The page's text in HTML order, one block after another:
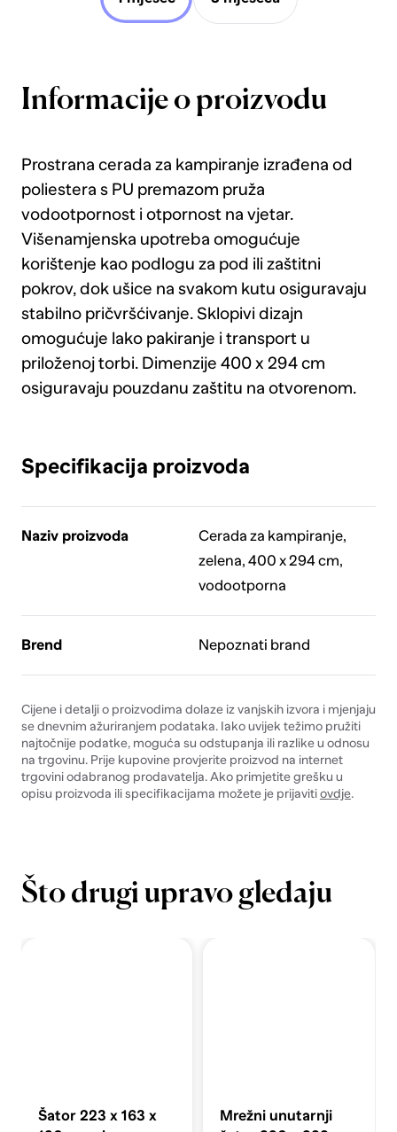
Informacije o proizvodu
Prostrana cerada za kampiranje izrađena od
poliestera s PU premazom pruža
vodootpornost i otpornost na vjetar.
Višenamjenska upotreba omogućuje
korištenje kao podlogu za pod ili zaštitni
pokrov, dok ušice na svakom kutu osiguravaju
stabilno pričvršćivanje. Sklopivi dizajn
omogućuje lako pakiranje i transport u
priloženoj torbi. Dimenzije 400 x 294 cm
osiguravaju pouzdanu zaštitu na otvorenom.
Specifikacija proizvoda
Naziv proizvoda
Cerada za kampiranje,
zelena, 400 x 294 cm,
vodootporna
Brend Nepoznati brand
Cijene i detalji o proizvodima dolaze iz vanjskih izvora i mjenjaju
se dnevnim ažuriranjem podataka. Iako uvijek težimo pružiti
najtočnije podatke, moguća su odstupanja ili razlike u odnosu
na trgovinu. Prije kupovine provjerite proizvod na internet
trgovini odabranog prodavatelja. Ako primjetite grešku u
opisu proizvoda ili specifikacijama možete je prijavitiovdje.
Što drugi upravo gledaju
Šator 223 x 163 x
Mrežni unutarnji